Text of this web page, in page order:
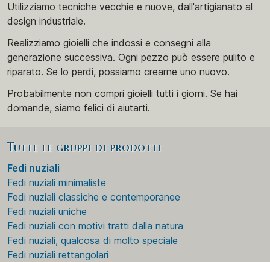
Utilizziamo tecniche vecchie e nuove, dall'artigianato al
design industriale.
Realizziamo gioielli che indossi e consegni alla
generazione successiva. Ogni pezzo può essere pulito e
riparato. Se lo perdi, possiamo crearne uno nuovo.
Probabilmente non compri gioielli tutti i giorni. Se hai
domande, siamo felici di aiutarti.
Tutte le gruppi di prodotti
Fedi nuziali
Fedi nuziali minimaliste
Fedi nuziali classiche e contemporanee
Fedi nuziali uniche
Fedi nuziali con motivi tratti dalla natura
Fedi nuziali, qualcosa di molto speciale
Fedi nuziali rettangolari